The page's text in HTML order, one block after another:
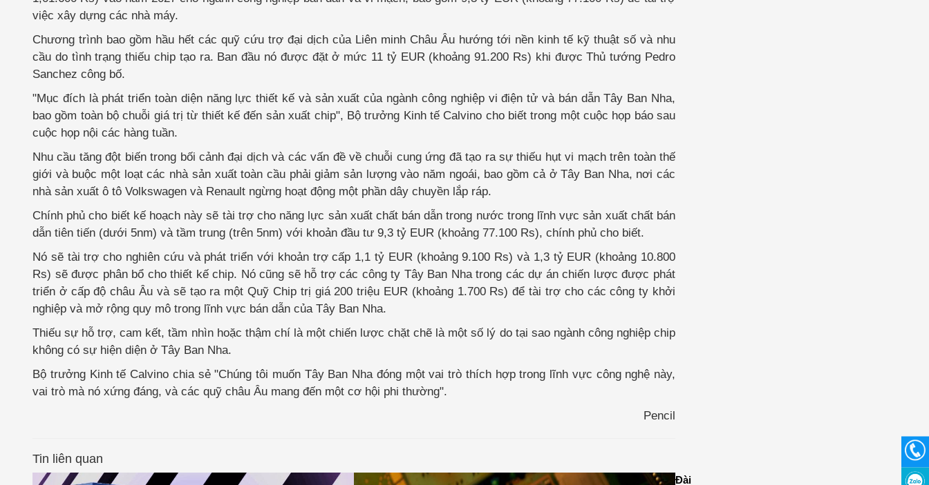
việc xây dựng các nhà máy.
Chương trình bao gồm hầu hết các quỹ cứu trợ đại dịch của Liên minh Châu Âu hướng tới nền kinh tế kỹ thuật số và nhu
cầu do tình trạng thiếu chip tạo ra. Ban đầu nó được đặt ở mức 11 tỷ EUR (khoảng 91.200 Rs) khi được Thủ tướng Pedro
Sanchez công bố.
"Mục đích là phát triển toàn diện năng lực thiết kế và sản xuất của ngành công nghiệp vi điện tử và bán dẫn Tây Ban Nha,
bao gồm toàn bộ chuỗi giá trị từ thiết kế đến sản xuất chip", Bộ trưởng Kinh tế Calvino cho biết trong một cuộc họp báo sau
cuộc họp nội các hàng tuần.
Nhu cầu tăng đột biến trong bối cảnh đại dịch và các vấn đề về chuỗi cung ứng đã tạo ra sự thiếu hụt vi mạch trên toàn thế
giới và buộc một loạt các nhà sản xuất toàn cầu phải giảm sản lượng vào năm ngoái, bao gồm cả ở Tây Ban Nha, nơi các
nhà sản xuất ô tô Volkswagen và Renault ngừng hoạt động một phần dây chuyền lắp ráp.
Chính phủ cho biết kế hoạch này sẽ tài trợ cho năng lực sản xuất chất bán dẫn trong nước trong lĩnh vực sản xuất chất bán
dẫn tiên tiến (dưới 5nm) và tầm trung (trên 5nm) với khoản đầu tư 9,3 tỷ EUR (khoảng 77.100 Rs), chính phủ cho biết.
Nó sẽ tài trợ cho nghiên cứu và phát triển với khoản trợ cấp 1,1 tỷ EUR (khoảng 9.100 Rs) và 1,3 tỷ EUR (khoảng 10.800
Rs) sẽ được phân bổ cho thiết kế chip. Nó cũng sẽ hỗ trợ các công ty Tây Ban Nha trong các dự án chiến lược được phát
triển ở cấp độ châu Âu và sẽ tạo ra một Quỹ Chip trị giá 200 triệu EUR (khoảng 1.700 Rs) để tài trợ cho các công ty khởi
nghiệp và mở rộng quy mô trong lĩnh vực bán dẫn của Tây Ban Nha.
Thiếu sự hỗ trợ, cam kết, tầm nhìn hoặc thậm chí là một chiến lược chặt chẽ là một số lý do tại sao ngành công nghiệp chip
không có sự hiện diện ở Tây Ban Nha.
Bộ trưởng Kinh tế Calvino chia sẻ "Chúng tôi muốn Tây Ban Nha đóng một vai trò thích hợp trong lĩnh vực công nghệ này,
vai trò mà nó xứng đáng, và các quỹ châu Âu mang đến một cơ hội phi thường".
Pencil
Tin liên quan
Intel
Đài